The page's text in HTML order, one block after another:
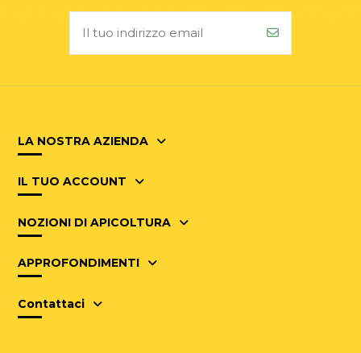
LA NOSTRA AZIENDA
IL TUO ACCOUNT
NOZIONI DI APICOLTURA
APPROFONDIMENTI
Contattaci